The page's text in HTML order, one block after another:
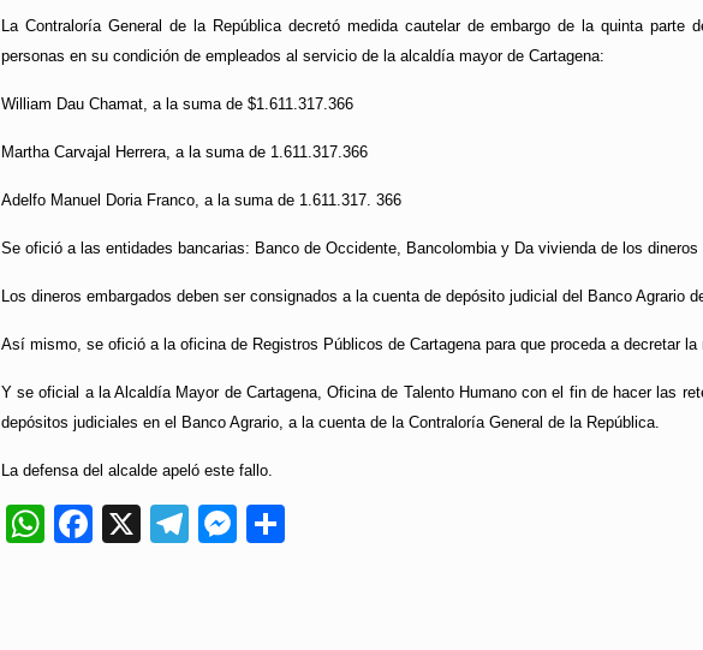
La Contraloría General de la República decretó medida cautelar de embargo de la quinta
personas en su condición de empleados al servicio de la alcaldía mayor de Cartagena:
William Dau Chamat, a la suma de $1.611.317.366
Martha Carvajal Herrera, a la suma de 1.611.317.366
Adelfo Manuel Doria Franco, a la suma de 1.611.317. 366
Se ofició a las entidades bancarias: Banco de Occidente, Bancolombia y Da vivienda de los
Los dineros embargados deben ser consignados a la cuenta de depósito judicial del Banco Agrario
Así mismo, se ofició a la oficina de Registros Públicos de Cartagena para que proceda a decretar
Y se oficial a la Alcaldía Mayor de Cartagena, Oficina de Talento Humano con el fin de hacer las
depósitos judiciales en el Banco Agrario, a la cuenta de la Contraloría General de la República.
La defensa del alcalde apeló este fallo.
WhatsApp
Facebook
X Telegram
Messenger